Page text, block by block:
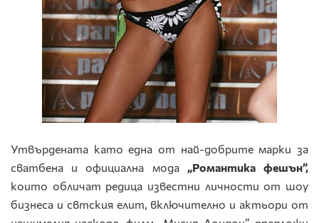
Утвърдената като една от най-добрите марки за
сватбена и официална мода „Романтика фешън”,
които обличат редица известни личности от шоу
бизнеса и свтския елит, включително и актьори от